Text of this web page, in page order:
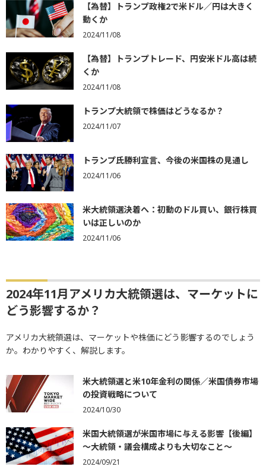
【為替】トランプ政権2で米ドル／円は大きく
動くか
2024/11/08
【為替】トランプトレード、円安米ドル高は続
くか
2024/11/08
トランプ大統領で株価はどうなるか？
2024/11/07
トランプ氏勝利宣言、今後の米国株の見通し
2024/11/06
米大統領選決着へ：初動のドル買い、銀行株買
いは正しいのか
2024/11/06
2024年11月アメリカ大統領選は、マーケットに
どう影響するか？
アメリカ大統領選は、マーケットや株価にどう影響するのでしょう
か。わかりやすく、解説します。
米大統領選と米10年金利の関係／米国債券市場
の投資戦略について
2024/10/30
米国大統領選が米国市場に与える影響【後編】
～大統領・議会構成よりも大切なこと～
2024/09/21